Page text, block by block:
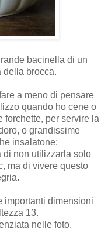
bacinella di un
della brocca.
a meno di pensare
quando ho cene o
forchette, per servire la
o grandissime
insalatone:
non utilizzarla solo
ma di vivere questo
importanti dimensioni
13.
nelle foto.